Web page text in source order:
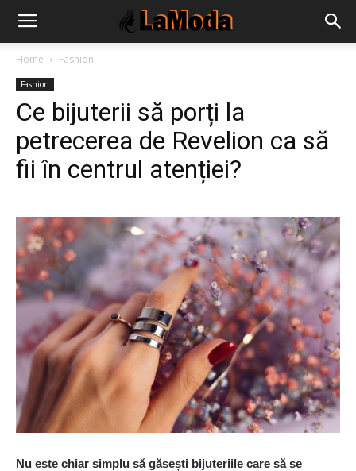
Home Fashion
Fashion
Ce bijuterii să porți la
petrecerea de Revelion ca să
fii în centrul atenției?
Nu este chiar simplu să găsești bijuteriile care să se